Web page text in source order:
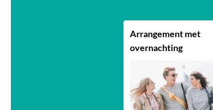
Arrangement met
overnachting